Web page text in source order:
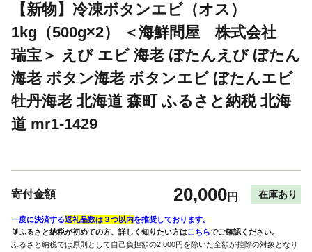
【新物】冷凍ボタンエビ（オス）
1kg（500g×2） ＜海鮮問屋 株式会社
瑞宝＞ えび エビ 海老 ぼたんえび ぼたん
海老 ボタン海老 ボタンエビ ぼたんエビ
牡丹海老 北海道 森町 ふるさと納税 北海
道 mr1-1429
寄付金額 20,000円 在庫あり
一度に決済する返礼品数は３つ以内を推奨しております。
🔰ふるさと納税が初めての方、詳しく知りたい方はこちらでご確認ください。
ふるさと納税では原則として自己負担額の2,000円を除いた全額が控除の対象となり